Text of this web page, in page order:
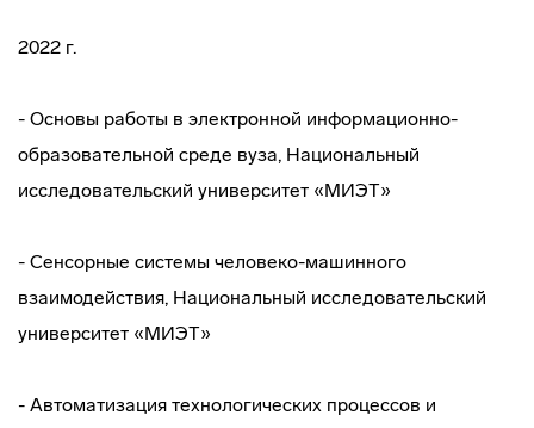
2022 г.
- Основы работы в электронной информационно-
образовательной среде вуза, Национальный
исследовательский университет «МИЭТ»
- Сенсорные системы человеко-машинного
взаимодействия, Национальный исследовательский
университет «МИЭТ»
- Автоматизация технологических процессов и